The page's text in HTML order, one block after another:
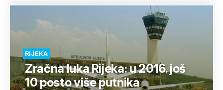
RIJEKA
Zračna luka Rijeka: u 2016. još
10 posto više putnika